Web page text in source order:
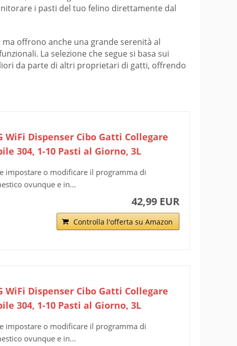
i pasti del tuo felino direttamente dal
offrono anche una grande serenità al
La selezione che segue si basa sui
da parte di altri proprietari di gatti, offrendo
WiFi Dispenser Cibo Gatti Collegare
304, 1-10 Pasti al Giorno, 3L
impostare o modificare il programma di
ovunque e in...
42,99 EUR
Controlla l'offerta su Amazon
WiFi Dispenser Cibo Gatti Collegare
304, 1-10 Pasti al Giorno, 3L
impostare o modificare il programma di
ovunque e in...